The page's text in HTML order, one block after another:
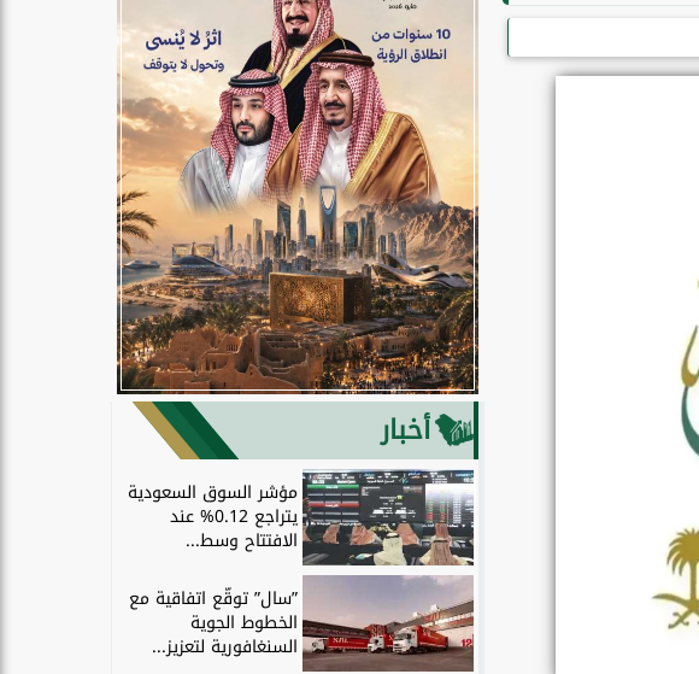
أخبار
مؤشر السوق السعودية
يتراجع 0.12% عند
الافتتاح وسط...
”سال” توقّع اتفاقية مع
الخطوط الجوية
السنغافورية لتعزيز...